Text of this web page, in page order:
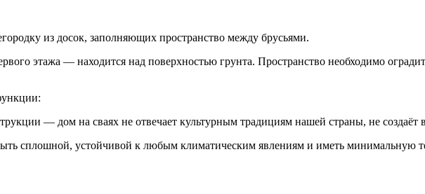
из досок, заполняющих пространство между брусьями.
этажа — находится над поверхностью грунта. Пространство необходимо
— дом на сваях не отвечает культурным традициям нашей страны, не создаёт
сплошной, устойчивой к любым климатическим явлениям и иметь минимальную